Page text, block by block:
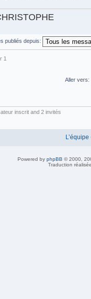
publiés depuis:
1
Aller vers:
inscrit and 2 invités
L’équipe
Powered by phpBB © 2000,
Traduction